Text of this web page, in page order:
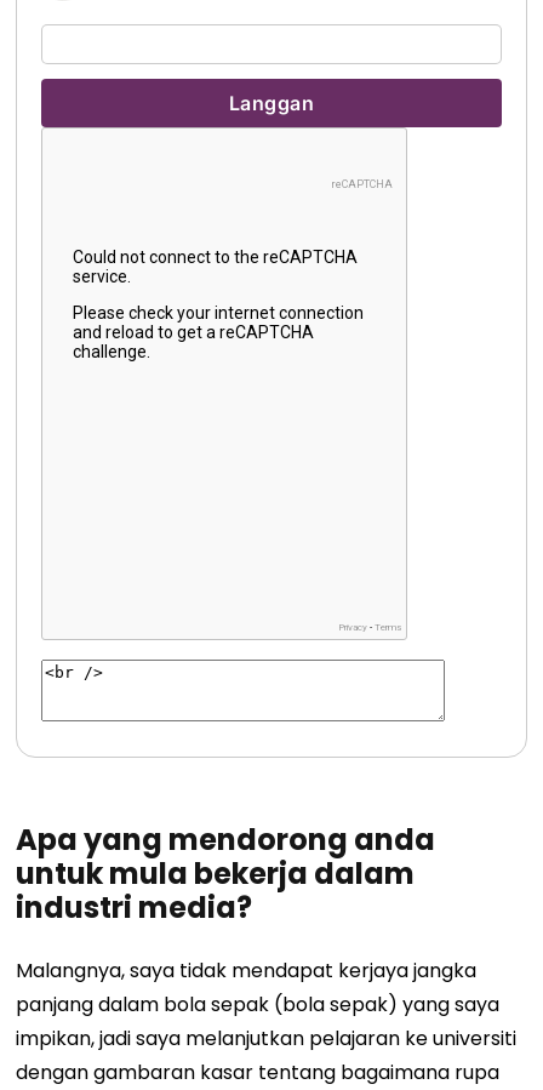
Apa yang mendorong anda
untuk mula bekerja dalam
industri media?
Malangnya, saya tidak mendapat kerjaya jangka
panjang dalam bola sepak (bola sepak) yang saya
impikan, jadi saya melanjutkan pelajaran ke universiti
dengan gambaran kasar tentang bagaimana rupa